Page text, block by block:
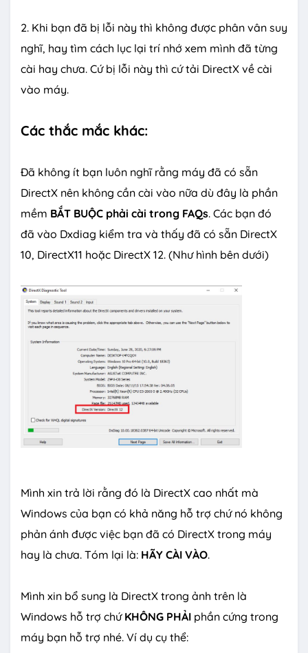
2. Khi bạn đã bị lỗi này thì không được phân vân suy
nghĩ, hay tìm cách lục lại trí nhớ xem mình đã từng
cài hay chưa. Cứ bị lỗi này thì cứ tải DirectX về cài
vào máy.
Các thắc mắc khác:
Đã không ít bạn luôn nghĩ rằng máy đã có sẵn
DirectX nên không cần cài vào nữa dù đây là phần
mềm BẮT BUỘC phải cài trong FAQs. Các bạn đó
đã vào Dxdiag kiểm tra và thấy đã có sẵn DirectX
10, DirectX11 hoặc DirectX 12. (Như hình bên dưới)
Mình xin trả lời rằng đó là DirectX cao nhất mà
Windows của bạn có khả năng hỗ trợ chứ nó không
phản ánh được việc bạn đã có DirectX trong máy
hay là chưa. Tóm lại là: HÃY CÀI VÀO.
Mình xin bổ sung là DirectX trong ảnh trên là
Windows hỗ trợ chứ KHÔNG PHẢI phần cứng trong
máy bạn hỗ trợ nhé. Ví dụ cụ thể: